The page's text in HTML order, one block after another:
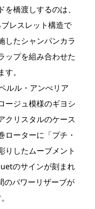
橋渡しするのは、
レスレット構造で
したシャンパンカラ
ップを組み合わせた
。
ルル・アンぺリア
ージュ模様のギヨシ
クリスタルのケース
ローターに「プチ・
りしたムーブメント
のサインが刻まれ
のパワーリザーブが